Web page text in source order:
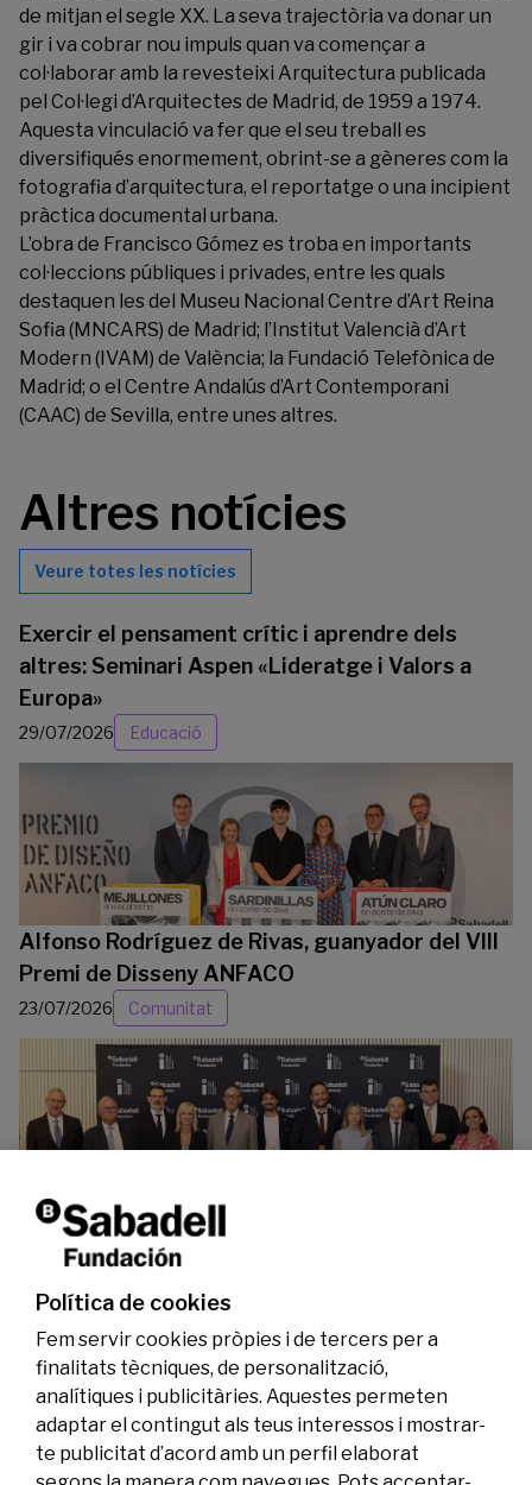
de mitjan el segle XX. La seva trajectòria va donar un
gir i va cobrar nou impuls quan va començar a
col·laborar amb la revesteixi Arquitectura publicada
pel Col·legi d’Arquitectes de Madrid, de 1959 a 1974.
Aquesta vinculació va fer que el seu treball es
diversifiqués enormement, obrint-se a gèneres com la
fotografia d’arquitectura, el reportatge o una incipient
pràctica documental urbana.
L’obra de Francisco Gómez es troba en importants
col·leccions públiques i privades, entre les quals
destaquen les del Museu Nacional Centre d’Art Reina
Sofia (MNCARS) de Madrid; l’Institut Valencià d’Art
Modern (IVAM) de València; la Fundació Telefònica de
Madrid; o el Centre Andalús d’Art Contemporani
(CAAC) de Sevilla, entre unes altres.
Altres notícies
Veure totes les notícies
Exercir el pensament crític i aprendre dels
altres: Seminari Aspen «Lideratge i Valors a
Europa»
29/07/2026 Educació
Alfonso Rodríguez de Rivas, guanyador del VIII
Premi de Disseny ANFACO
23/07/2026 Comunitat
La Fundació Banc Sabadell reconeix a dos
investigadors en els àmbits de l’edició del
genoma i l’energia neta
Política de cookies
Fem servir cookies pròpies i de tercers per a
finalitats tècniques, de personalització,
analítiques i publicitàries. Aquestes permeten
adaptar el contingut als teus interessos i mostrar-
te publicitat d’acord amb un perfil elaborat